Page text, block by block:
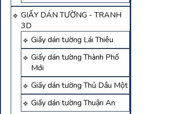
GIẤY DÁN TƯỜNG - TRANH
3D
Giấy dán tường Lái Thiêu
Giấy dán tường Thành Phố
Mới
Giấy dán tường Thủ Dầu Một
Giấy dán tường Thuận An